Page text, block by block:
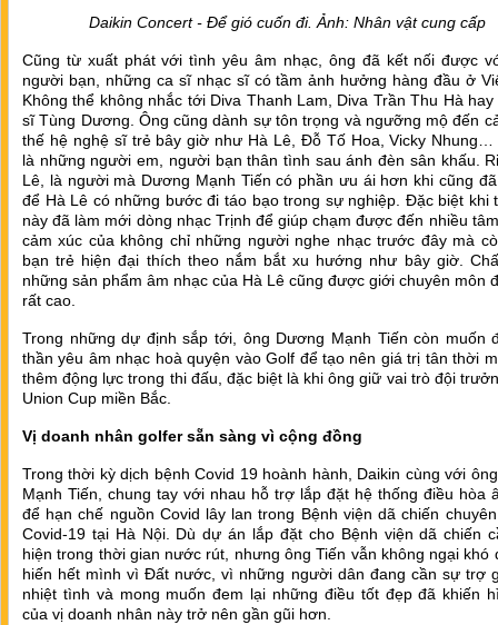
Daikin Concert - Để gió cuốn đi. Ảnh: Nhân vật cung cấp
Cũng từ xuất phát với tình yêu âm nhạc, ông đã kết nối được
người bạn, những ca sĩ nhạc sĩ có tầm ảnh hưởng hàng đầu ở
Không thể không nhắc tới Diva Thanh Lam, Diva Trần Thu Hà
sĩ Tùng Dương. Ông cũng dành sự tôn trọng và ngưỡng mộ đến
thế hệ nghệ sĩ trẻ bây giờ như Hà Lê, Đỗ Tố Hoa, Vicky Nhung…
là những người em, người bạn thân tình sau ánh đèn sân khấu.
Lê, là người mà Dương Mạnh Tiến có phần ưu ái hơn khi cũng
để Hà Lê có những bước đi táo bạo trong sự nghiệp. Đặc biệt khi
này đã làm mới dòng nhạc Trịnh để giúp chạm được đến nhiều
cảm xúc của không chỉ những người nghe nhạc trước đây mà
bạn trẻ hiện đại thích theo nắm bắt xu hướng như bây giờ.
những sản phẩm âm nhạc của Hà Lê cũng được giới chuyên môn
rất cao.
Trong những dự định sắp tới, ông Dương Mạnh Tiến còn muốn
thần yêu âm nhạc hoà quyện vào Golf để tạo nên giá trị tân thời
thêm động lực trong thi đấu, đặc biệt là khi ông giữ vai trò đội
Union Cup miền Bắc.
Vị doanh nhân golfer sẵn sàng vì cộng đồng
Trong thời kỳ dịch bệnh Covid 19 hoành hành, Daikin cùng với
Mạnh Tiến, chung tay với nhau hỗ trợ lắp đặt hệ thống điều hòa
để hạn chế nguồn Covid lây lan trong Bệnh viện dã chiến
Covid-19 tại Hà Nội. Dù dự án lắp đặt cho Bệnh viện dã chiến
hiện trong thời gian nước rút, nhưng ông Tiến vẫn không ngại khó
hiến hết mình vì Đất nước, vì những người dân đang cần sự trợ
nhiệt tình và mong muốn đem lại những điều tốt đẹp đã khiến
của vị doanh nhân này trở nên gần gũi hơn.